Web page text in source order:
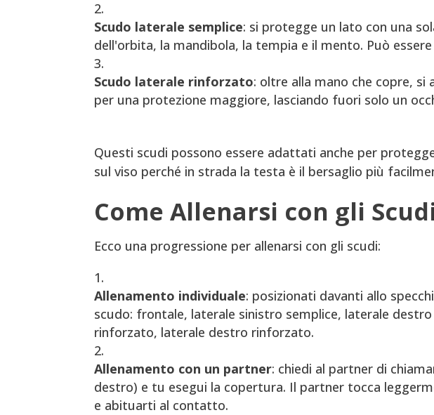
Scudo laterale semplice: si protegge un lato con una
dell'orbita, la mandibola, la tempia e il mento. Può
Scudo laterale rinforzato: oltre alla mano che copre,
per una protezione maggiore, lasciando fuori solo un
Questi scudi possono essere adattati anche per
sul viso perché in strada la testa è il bersaglio più
Come Allenarsi con gli
Ecco una progressione per allenarsi con gli scudi:
Allenamento individuale: posizionati davanti allo
scudo: frontale, laterale sinistro semplice, laterale
rinforzato, laterale destro rinforzato.
Allenamento con un partner: chiedi al partner di
destro) e tu esegui la copertura. Il partner tocca
e abituarti al contatto.